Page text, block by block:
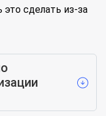
сделать из-за